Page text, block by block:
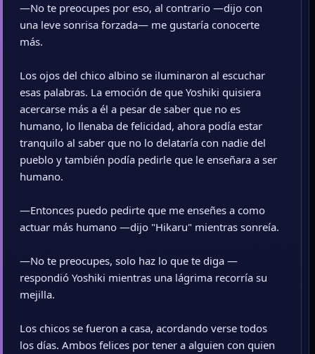
—No te preocupes por eso, al contrario —dijo con
una leve sonrisa forzada— me gustaría conocerte
más.
Los ojos del chico albino se iluminaron al escuchar
esas palabras. La emoción de que Yoshiki quisiera
acercarse más a él a pesar de saber que no es
humano, lo llenaba de felicidad, ahora podía estar
tranquilo al saber que no lo delataría con nadie del
pueblo y también podía pedirle que le enseñara a ser
humano.
—Entonces puedo pedirte que me enseñes a como
actuar más humano —dijo "Hikaru" mientras sonreía.
—No te preocupes, solo haz lo que te diga —
respondió Yoshiki mientras una lágrima recorría su
mejilla.
Los chicos se fueron a casa, acordando verse todos
los días. Ambos felices por tener a alguien con quien